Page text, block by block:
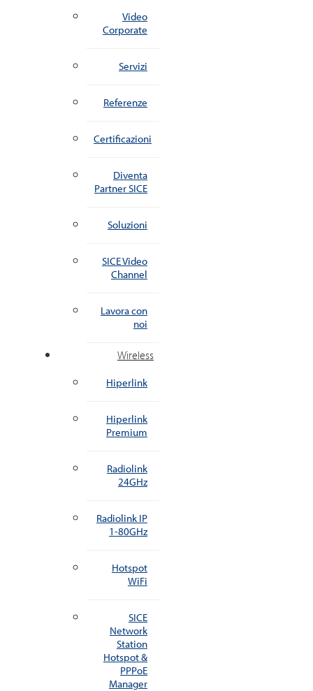
Video
Corporate
Servizi
Referenze
Certificazioni
Diventa
Partner SICE
Soluzioni
SICE Video
Channel
Lavora con
noi
Wireless
Hiperlink
Hiperlink
Premium
Radiolink
24GHz
Radiolink IP
1-80GHz
Hotspot
WiFi
SICE
Network
Station
Hotspot &
PPPoE
Manager